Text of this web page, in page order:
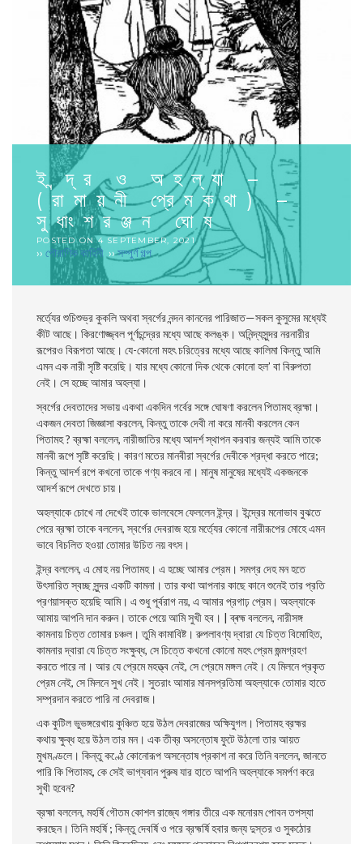
ইন্দ্র ও অহল্যা –
(রামায়নী প্রেমকথা) –
সুধাংশরঞ্জন ঘোষ
POSTED ON4 SEPTEMBER, 2021
›› পৌরাণিক কাহিনী ››সম্পুর্ণ গল্প
মর্ত্যের শুচিশুভ্র কুকলি অথবা স্বর্গের নন্দন কাননের পারিজাত—সকল কুসুমের মধ্যেই
কীট আছে। কিরণােজ্জ্বল পূর্ণচন্দ্রের মধ্যে আছে কলঙ্ক। অনিন্দ্যসুন্দর নরনারীর
রূপেরও বিরূপতা আছে। যে-কোনাে মহৎ চরিত্রের মধ্যে আছে কালিমা কিন্তু আমি
এমন এক নারী সৃষ্টি করেছি। যার মধ্যে কোনাে দিক থেকে কোনাে হল’ বা বিরুপতা
নেই। সে হচ্ছে আমার অহল্যা।
স্বর্গের দেবতাদের সভায় একথা একদিন গর্বের সঙ্গে ঘােষণা করলেন পিতামহ ব্রহ্মা।
একজন দেবতা জিজ্ঞাসা করলেন, কিন্তু তাকে দেবী না করে মানবী করলেন কেন
পিতামহ ? ব্রহ্মা বললেন, নারীজাতির মধ্যে আদর্শ স্থাপন করবার জন্যই আমি তাকে
মানবী রূপে সৃষ্টি করেছি। কারণ মতের মানবীরা স্বর্গের দেবীকে শ্রদ্ধা করতে পারে;
কিন্তু আদর্শ রপে কখনাে তাকে গণ্য করবে না। মানুষ মানুষের মধ্যেই একজনকে
আদর্শ রূপে দেখতে চায়।
অহল্যাকে চোখে না দেখেই তাকে ভালবেসে ফেললেন ইন্দ্র। ইন্দ্রের মনােভাব বুঝতে
পেরে ব্রহ্মা তাকে বললেন, স্বর্গের দেবরাজ হয়ে মর্ত্যের কোনাে নারীরূপের মােহে এমন
ভাবে বিচলিত হওয়া তােমার উচিত নয় বৎস।
ইন্দ্র বললেন, এ মােহ নয় পিতামহ। এ হচ্ছে আমার প্রেম। সমগ্র দেহ মন হতে
উৎসারিত স্বচ্ছ সুন্দর একটি কামনা। তার কথা আপনার কাছে কানে শুনেই তার প্রতি
প্রণয়াসক্ত হয়েছি আমি। এ শুধু পূর্বরাগ নয়, এ আমার প্রগাঢ় প্রেম। অহল্যাকে
আমায় আপনি দান করুন। তাকে পেয়ে আমি সুখী হব। | ব্ৰহ্ম বললেন, নারীসঙ্গ
কামনায় চিত্ত তােমার চঞ্চল। তুমি কামাবিষ্ট। রুপলাবণ্য দ্বারা যে চিত্ত বিমােহিত,
কামনার দ্বারা যে চিত্ত সংক্ষুব্ধ, সে চিত্তে কখনাে কোনাে মহৎ প্রেম জন্মগ্রহণ
করতে পারে না। আর যে প্রেমে মহত্ত্ব নেই, সে প্রেমে মঙ্গল নেই। যে মিলনে প্রকৃত
প্রেম নেই, সে মিলনে সুখ নেই। সুতরাং আমার মানসপ্রতিমা অহল্যাকে তােমার হাতে
সম্প্রদান করতে পারি না দেবরাজ।
এক কুটিল ভুভঙ্গরেখায় কুঞ্চিত হয়ে উঠল দেবরাজের অক্ষিযুগল। পিতামহ ব্রহ্মর
কথায় ক্ষুব্ধ হয়ে উঠল তার মন। এক তীব্র অসন্তোষ ফুটে উঠলাে তার আয়ত
মুখমণ্ডলে। কিন্তু কণ্ঠে কোনােরূপ অসন্তোষ প্রকাশ না করে তিনি বললেন, জানতে
পারি কি পিতামহ, কে সেই ভাগ্যবান পুরুষ যার হাতে আপনি অহল্যাকে সমর্পণ করে
সুখী হবেন?
ব্রহ্মা বললেন, মহর্ষি গৌতম কোশল রাজ্যে গঙ্গার তীরে এক মনােরম পােবন তপস্যা
করছেন। তিনি মহর্ষি ; কিন্তু দেবর্ষি ও পরে ব্রহ্মর্ষি হবার জন্য দুস্তর ও সুকঠোর